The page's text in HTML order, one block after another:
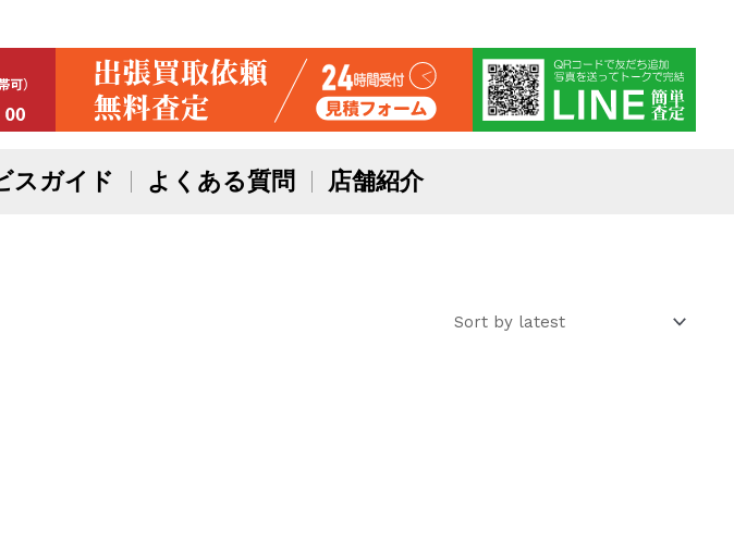
スガイド よくある質問 店舗紹介